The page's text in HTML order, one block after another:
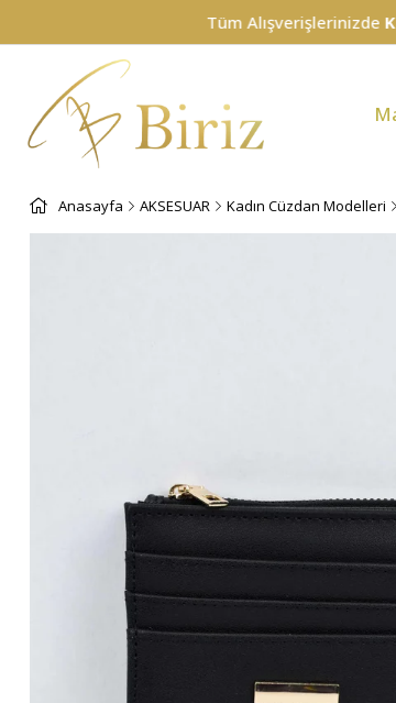
Anasayfa AKSESUAR Kadın Cüzdan Modelleri
Tüm Alışverişlerinizde